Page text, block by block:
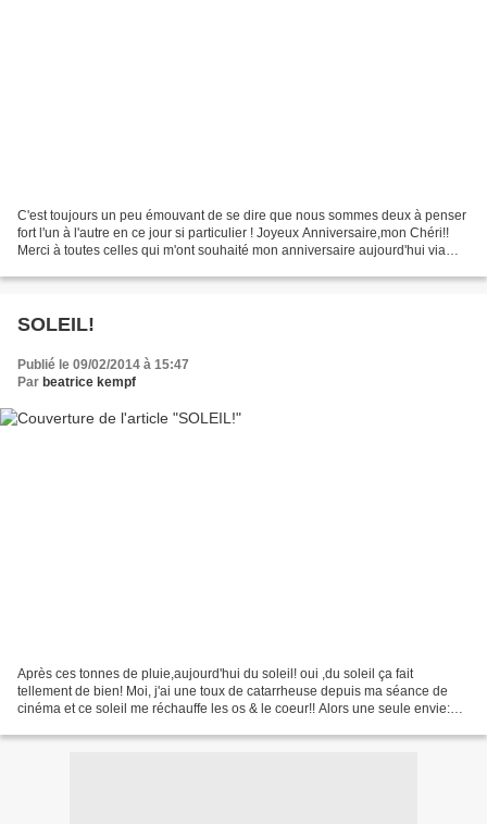
C'est toujours un peu émouvant de se dire que nous sommes deux à penser
fort l'un à l'autre en ce jour si particulier ! Joyeux Anniversaire,mon Chéri!!
Merci à toutes celles qui m'ont souhaité mon anniversaire aujourd'hui via
SOLEIL!
Publié le 09/02/2014 à 15:47
Par beatrice kempf
Après ces tonnes de pluie,aujourd'hui du soleil! oui ,du soleil ça fait
tellement de bien! Moi, j'ai une toux de catarrheuse depuis ma séance de
cinéma et ce soleil me réchauffe les os & le coeur!! Alors une seule envie: